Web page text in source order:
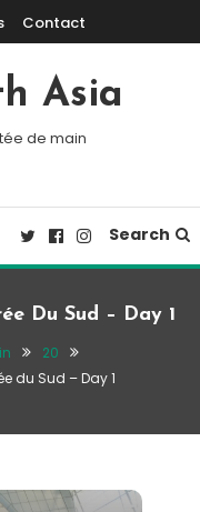
Contact
Asia
de main
Search
Du Sud – Day 1
20
du Sud – Day 1